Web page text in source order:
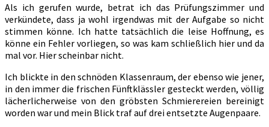
Als ich gerufen wurde, betrat ich das Prüfungszimmer und
verkündete, dass ja wohl irgendwas mit der Aufgabe so nicht
stimmen könne. Ich hatte tatsächlich die leise Hoffnung, es
könne ein Fehler vorliegen, so was kam schließlich hier und da
mal vor. Hier scheinbar nicht.
Ich blickte in den schnöden Klassenraum, der ebenso wie jener,
in den immer die frischen Fünftklässler gesteckt werden, völlig
lächerlicherweise von den gröbsten Schmierereien bereinigt
worden war und mein Blick traf auf drei entsetzte Augenpaare.